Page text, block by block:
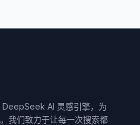
AI 灵感引擎，为
我们致力于让每一次搜索都